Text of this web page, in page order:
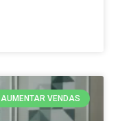
AUMENTAR VENDAS